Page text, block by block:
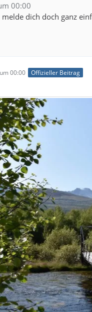
00:00
dich doch ganz
00:00 Offizieller Beitrag